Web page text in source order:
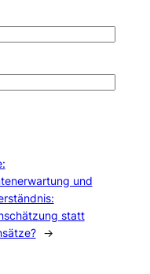
und
statt
→